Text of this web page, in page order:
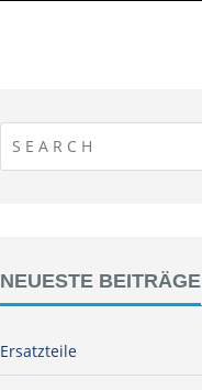
NEUESTE BEITRÄGE
Ersatzteile